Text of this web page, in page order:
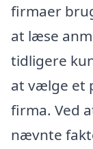
firmaer
at læse
tidligere
at vælge et
firma. Ved
nævnte